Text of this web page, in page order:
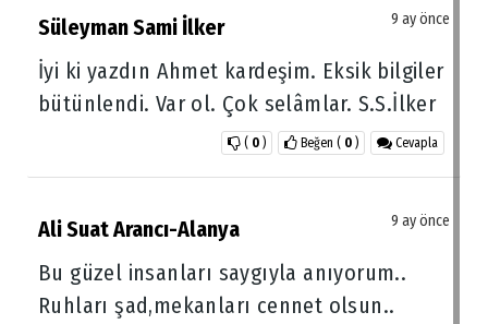
Süleyman Sami İlker 9 ay önce
İyi ki yazdın Ahmet kardeşim. Eksik bilgiler
bütünlendi. Var ol. Çok selâmlar. S.S.İlker
Cevapla
Beğen ( 0 )
( 0 )
Ali Suat Arancı-Alanya 9 ay önce
Bu güzel insanları saygıyla anıyorum..
Ruhları şad,mekanları cennet olsun..